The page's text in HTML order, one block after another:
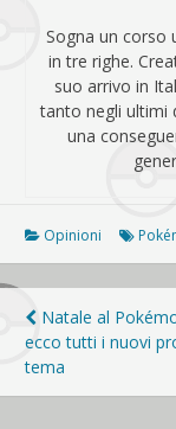
Sogna un corso
in tre righe.
suo arrivo in
tanto negli ultimi
una
Opinioni
articoli
Natale al
ecco tutti i nuovi
tema